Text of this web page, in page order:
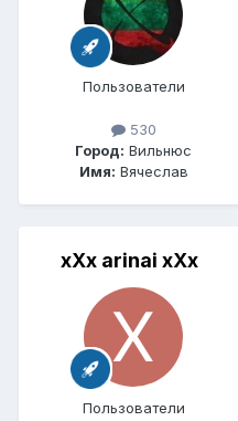
Пользователи
530
Город: Вильнюс
Имя: Вячеслав
хХх arinai хХх
Пользователи